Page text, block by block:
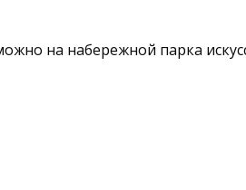
на набережной парка